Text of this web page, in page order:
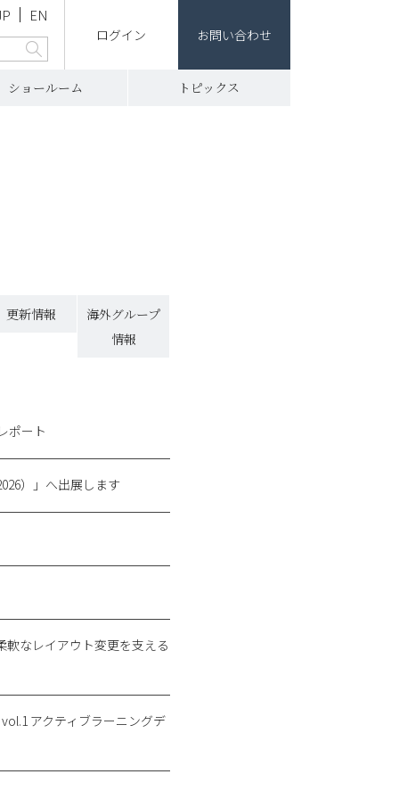
ログイン お問い合わせ
EN
ショールーム トピックス
更新情報
海外グループ
情報
ポート
）」へ出展します
軟なレイアウト変更を支える
アクティブラーニングデ